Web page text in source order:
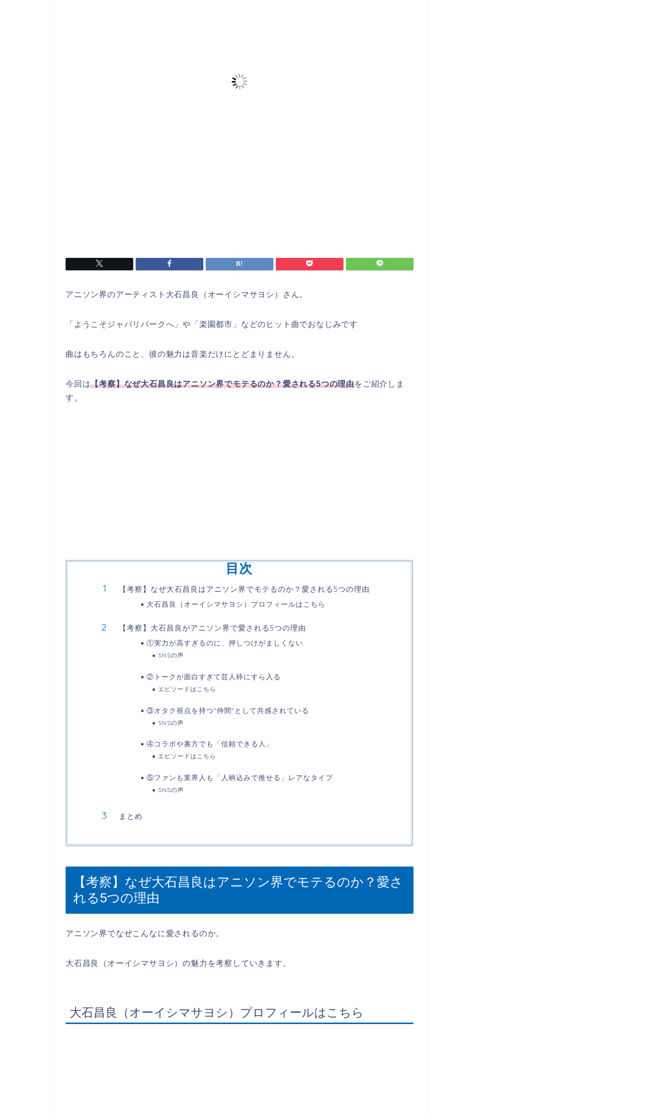
アニソン界のアーティスト大石昌良（オーイシマサヨシ）さん。
「ようこそジャパリパークへ」や「楽園都市」などのヒット曲でおなじみです
曲はもちろんのこと、彼の魅力は音楽だけにとどまりません。
今回は【考察】なぜ大石昌良はアニソン界でモテるのか？愛される5つの理由をご紹介しま
す。
目次
【考察】なぜ大石昌良はアニソン界でモテるのか？愛される5つの理由
大石昌良（オーイシマサヨシ）プロフィールはこちら
【考察】大石昌良がアニソン界で愛される5つの理由
①実力が高すぎるのに、押しつけがましくない
SNSの声
②トークが面白すぎて芸人枠にすら入る
エピソードはこちら
③オタク視点を持つ“仲間”として共感されている
SNSの声
④コラボや裏方でも「信頼できる人」
エピソードはこちら
⑤ファンも業界人も「人柄込みで推せる」レアなタイプ
SNSの声
まとめ
【考察】なぜ大石昌良はアニソン界でモテるのか？愛さ
れる5つの理由
アニソン界でなぜこんなに愛されるのか。
大石昌良（オーイシマサヨシ）の魅力を考察していきます。
大石昌良（オーイシマサヨシ）プロフィールはこちら